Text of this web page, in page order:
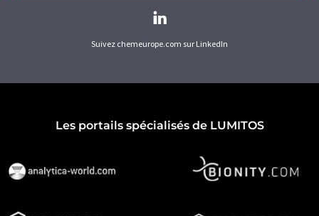
Suivez chemeurope.com sur LinkedIn
Les portails spécialisés de LUMITOS